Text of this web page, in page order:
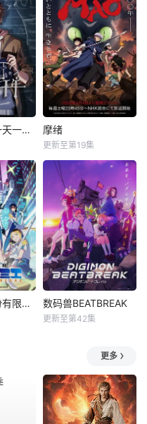
我被困在同一天一千年动态漫 摩绪
更新至第19集
魔法光源股份有限公司第二季 数码兽BEATBREAK
更新至第42集
更多